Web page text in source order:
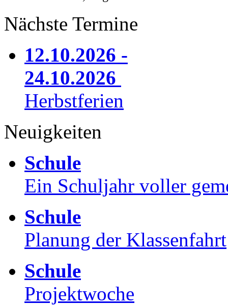
Nächste Termine
12.10.2026 -
24.10.2026
Herbstferien
Neuigkeiten
Schule
Ein Schuljahr voller
Schule
Planung der Klassenfahrt
Schule
Projektwoche